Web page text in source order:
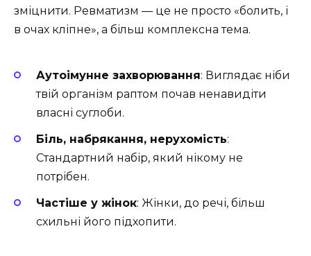
зміцнити. Ревматизм — це не просто «болить, і
в очах кліпне», а більш комплексна тема.
Аутоімунне захворювання: Виглядає ніби
твій організм раптом почав ненавидіти
власні суглоби.
Біль, набрякання, нерухомість:
Стандартний набір, який нікому не
потрібен.
Частіше у жінок: Жінки, до речі, більш
схильні його підхопити.